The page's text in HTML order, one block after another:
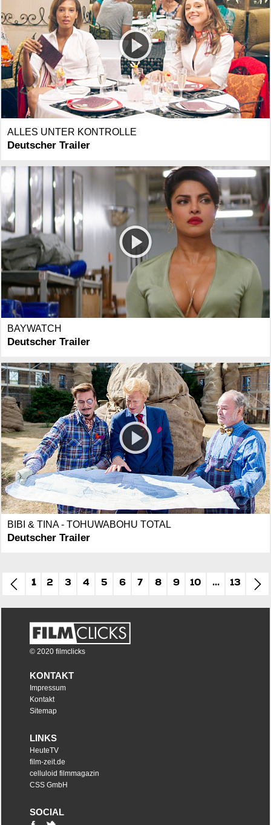
ALLES UNTER KONTROLLE
Deutscher Trailer
BAYWATCH
Deutscher Trailer
BIBI & TINA - TOHUWABOHU TOTAL
Deutscher Trailer
1 2 3 4 5 6 7 8 9 10 ... 13
© 2020 filmclicks
KONTAKT
Impressum
Kontakt
Sitemap
LINKS
HeuteTV
film-zeit.de
celluloid filmmagazin
CSS GmbH
SOCIAL